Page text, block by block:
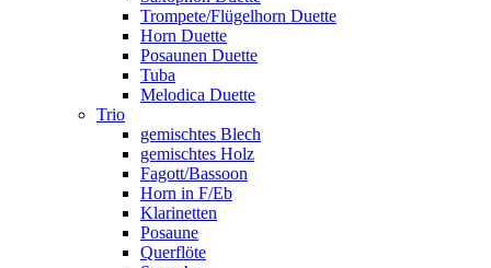
Trompete/Flügelhorn Duette
Horn Duette
Posaunen Duette
Tuba
Melodica Duette
Trio
gemischtes Blech
gemischtes Holz
Fagott/Bassoon
Horn in F/Eb
Klarinetten
Posaune
Querflöte